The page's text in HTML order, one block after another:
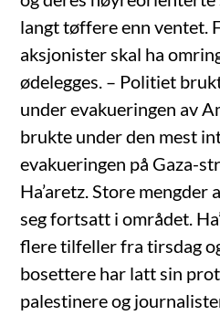
langt tøffere enn ventet.
aksjonister skal ha
ødelegges. – Politiet
under evakueringen av
brukte under den mest
evakueringen på Gaza-
Ha’aretz. Store
seg fortsatt i området.
flere tilfeller fra tirsdag
bosettere har latt sin
palestinere og